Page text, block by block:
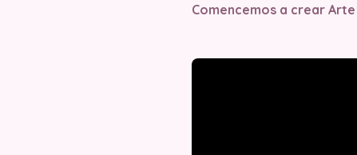
Comencemos a crear